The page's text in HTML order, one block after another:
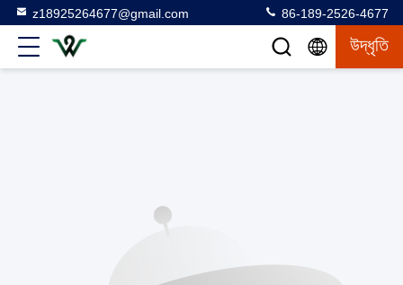
z18925264677@gmail.com 86-189-2526-4677
উদ্ধৃতি